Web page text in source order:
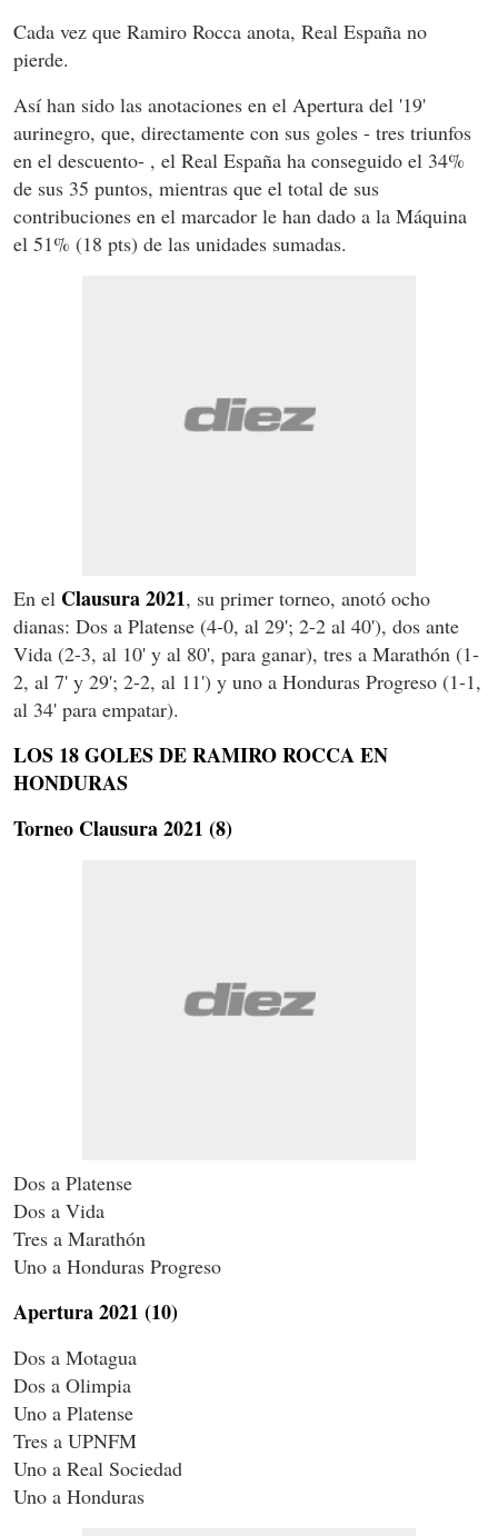
Cada vez que Ramiro Rocca anota, Real España no
pierde.
Así han sido las anotaciones en el Apertura del '19'
aurinegro, que, directamente con sus goles - tres triunfos
en el descuento- , el Real España ha conseguido el 34%
de sus 35 puntos, mientras que el total de sus
contribuciones en el marcador le han dado a la Máquina
el 51% (18 pts) de las unidades sumadas.
En el Clausura 2021, su primer torneo, anotó ocho
dianas: Dos a Platense (4-0, al 29'; 2-2 al 40'), dos ante
Vida (2-3, al 10' y al 80', para ganar), tres a Marathón (1-
2, al 7' y 29'; 2-2, al 11') y uno a Honduras Progreso (1-1,
al 34' para empatar).
LOS 18 GOLES DE RAMIRO ROCCA EN
HONDURAS
Torneo Clausura 2021 (8)
Dos a Platense
Dos a Vida
Tres a Marathón
Uno a Honduras Progreso
Apertura 2021 (10)
Dos a Motagua
Dos a Olimpia
Uno a Platense
Tres a UPNFM
Uno a Real Sociedad
Uno a Honduras